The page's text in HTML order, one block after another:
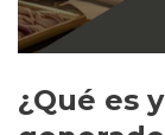
¿Qué es